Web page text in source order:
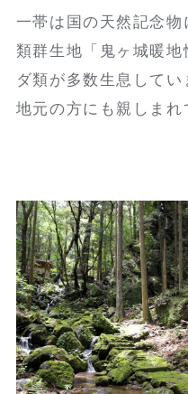
一帯は国の天然記念
類群生地「鬼ヶ城暖
ダ類が多数生息して
地元の方にも親しまれ